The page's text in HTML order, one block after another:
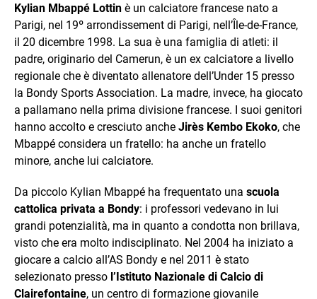
Kylian Mbappé Lottin è un calciatore francese nato a
Parigi, nel 19º arrondissement di Parigi, nell’Île-de-France,
il 20 dicembre 1998. La sua è una famiglia di atleti: il
padre, originario del Camerun, è un ex calciatore a livello
regionale che è diventato allenatore dell’Under 15 presso
la Bondy Sports Association. La madre, invece, ha giocato
a pallamano nella prima divisione francese. I suoi genitori
hanno accolto e cresciuto anche Jirès Kembo Ekoko, che
Mbappé considera un fratello: ha anche un fratello
minore, anche lui calciatore.
Da piccolo Kylian Mbappé ha frequentato una scuola
cattolica privata a Bondy: i professori vedevano in lui
grandi potenzialità, ma in quanto a condotta non brillava,
visto che era molto indisciplinato. Nel 2004 ha iniziato a
giocare a calcio all’AS Bondy e nel 2011 è stato
selezionato presso l’Istituto Nazionale di Calcio di
Clairefontaine, un centro di formazione giovanile